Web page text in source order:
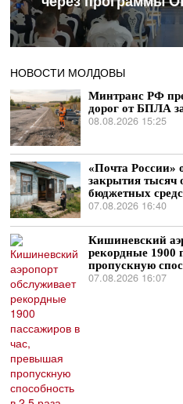
НОВОСТИ МОЛДОВЫ
Минтранс РФ
дорог от БПЛА
08.08.2026 15:25
«Почта России»
закрытия тысяч
бюджетных
07.08.2026 16:40
Кишиневский
рекордные 1900
пропускную
07.08.2026 16:07